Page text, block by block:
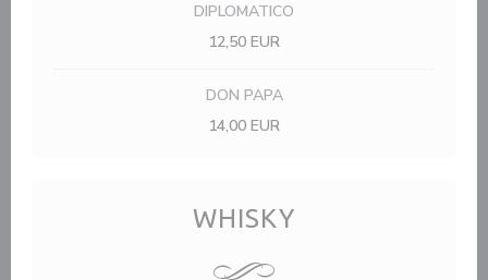
DIPLOMATICO
12,50 EUR
DON PAPA
14,00 EUR
WHISKY